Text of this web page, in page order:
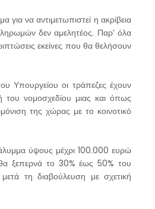
για να αντιμετωπιστεί η ακρίβεια
δεν αμελητέος. Παρ’ όλα
εκείνες που θα θελήσουν
Υπουργείου οι τράπεζες έχουν
του νομοσχεδίου μιας και όπως
της χώρας με το κοινοτικό
ύψους μέχρι 100.000 ευρώ
ξεπερνά το 30% έως 50% του
τη διαβούλευση με σχετική